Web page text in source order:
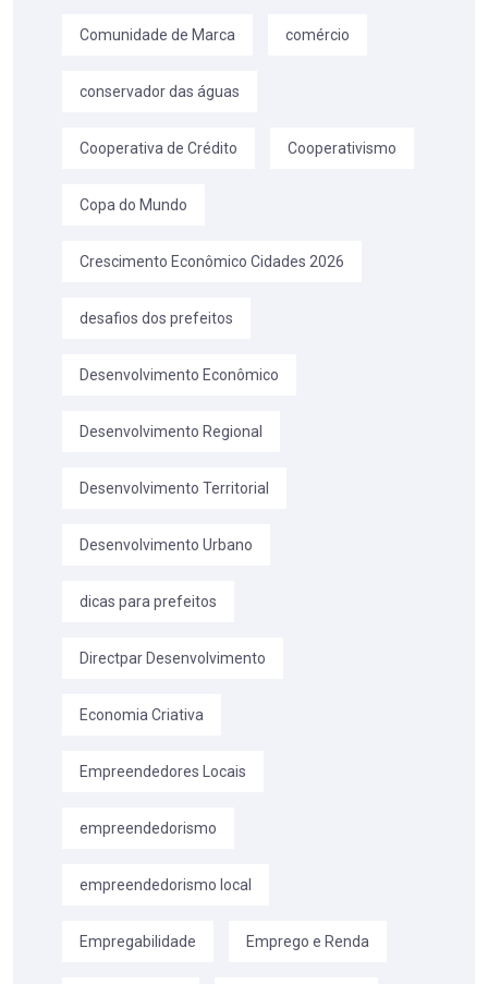
Comunidade de Marca comércio
conservador das águas
Cooperativa de Crédito Cooperativismo
Copa do Mundo
Crescimento Econômico Cidades 2026
desafios dos prefeitos
Desenvolvimento Econômico
Desenvolvimento Regional
Desenvolvimento Territorial
Desenvolvimento Urbano
dicas para prefeitos
Directpar Desenvolvimento
Economia Criativa
Empreendedores Locais
empreendedorismo
empreendedorismo local
Empregabilidade Emprego e Renda